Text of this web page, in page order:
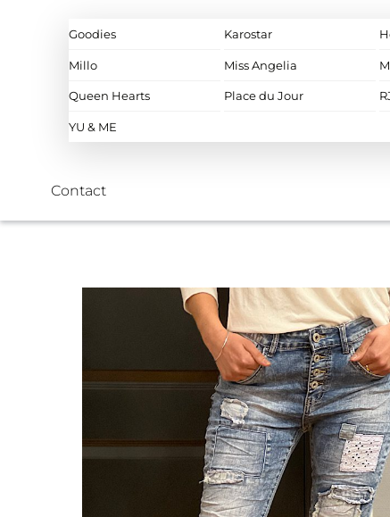
Goodies Karostar
Millo Miss Angelia
Queen Hearts Place du Jour
YU & ME
Contact